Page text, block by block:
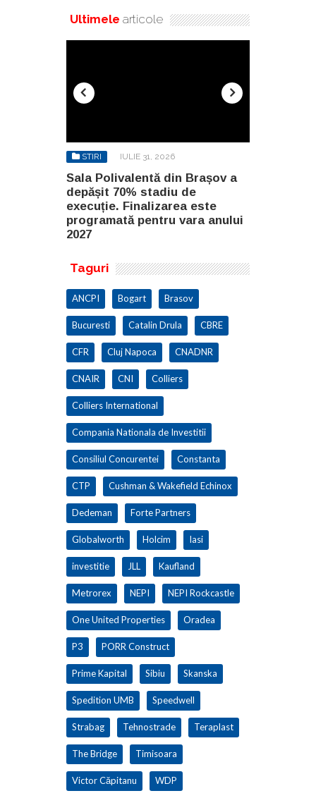
Ultimele articole
STIRI IULIE 31, 2026
Sala Polivalentă din Brașov a
depășit 70% stadiu de
execuție. Finalizarea este
programată pentru vara anului
2027
Taguri
ANCPI Bogart Brasov
Bucuresti Catalin Drula CBRE
CFR Cluj Napoca CNADNR
CNAIR CNI Colliers
Colliers International
Compania Nationala de Investitii
Consiliul Concurentei Constanta
CTP Cushman & Wakefield Echinox
Dedeman Forte Partners
Globalworth Holcim Iasi
investitie JLL Kaufland
Metrorex NEPI NEPI Rockcastle
One United Properties Oradea
P3 PORR Construct
Prime Kapital Sibiu Skanska
Spedition UMB Speedwell
Strabag Tehnostrade Teraplast
The Bridge Timisoara
Victor Căpitanu WDP